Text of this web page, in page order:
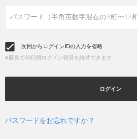
次回からログインIDの入力を省略
※最長で30日間ログイン状況を維持できます
ログイン
パスワードをお忘れですか？